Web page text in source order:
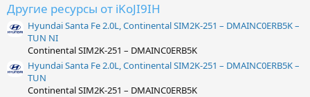
Другие ресурсы от iKoJI9IH
Hyundai Santa Fe 2.0L, Continental SIM2K-251 – DMAINC0ERB5K –
TUN NI
Continental SIM2K-251 – DMAINC0ERB5K
Hyundai Santa Fe 2.0L, Continental SIM2K-251 – DMAINC0ERB5K –
TUN
Continental SIM2K-251 – DMAINC0ERB5K